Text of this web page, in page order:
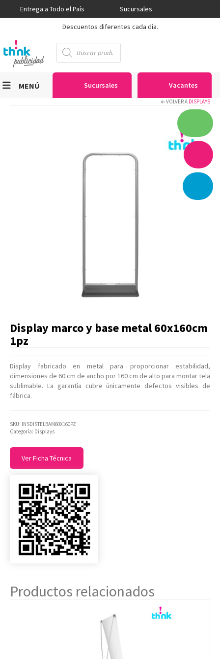
Entrega a Todo el País
Sucursales
Descuentos diferentes cada día.
Búsqueda
de
productos
Sucursales Vacantes
MENÚ
Gran Formato
Listas de Precios
VOLVER A DISPLAYS
Display marco y base metal 60x160cm
1pz
Display fabricado en metal para proporcionar estabilidad,
dimensiones de 60 cm de ancho por 160 cm de alto para montar tela
sublimable. La garantía cubre únicamente defectos visibles de
fábrica.
SKU: INSDISTELBAM60X160PZ
Categoría: Displays
Ver Ficha Técnica
Productos relacionados